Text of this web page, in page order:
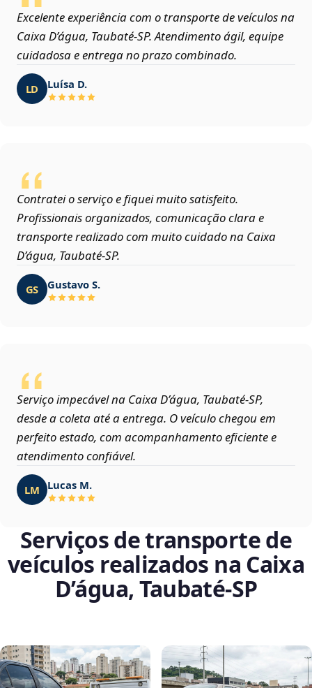
Excelente experiência com o transporte de veículos na
Caixa D’água, Taubaté‑SP. Atendimento ágil, equipe
cuidadosa e entrega no prazo combinado.
LD Luísa D.
Contratei o serviço e fiquei muito satisfeito.
Profissionais organizados, comunicação clara e
transporte realizado com muito cuidado na Caixa
D’água, Taubaté‑SP.
GS Gustavo S.
Serviço impecável na Caixa D’água, Taubaté‑SP,
desde a coleta até a entrega. O veículo chegou em
perfeito estado, com acompanhamento eficiente e
atendimento confiável.
LM Lucas M.
Serviços de transporte de
veículos realizados na Caixa
D’água, Taubaté‑SP